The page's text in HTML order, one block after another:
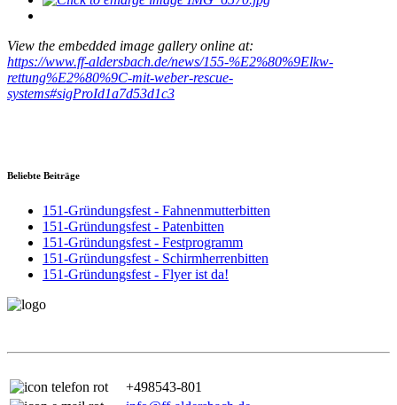
View the embedded image gallery online at:
https://www.ff-aldersbach.de/news/155-%E2%80%9Elkw-
rettung%E2%80%9C-mit-weber-rescue-
systems#sigProId1a7d53d1c3
Beliebte Beiträge
151-Gründungsfest - Fahnenmutterbitten
151-Gründungsfest - Patenbitten
151-Gründungsfest - Festprogramm
151-Gründungsfest - Schirmherrenbitten
151-Gründungsfest - Flyer ist da!
+498543-801